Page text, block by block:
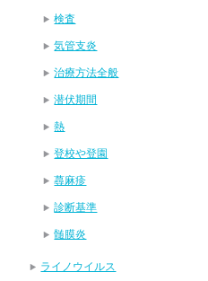
検査
気管支炎
治療方法全般
潜伏期間
熱
登校や登園
蕁麻疹
診断基準
髄膜炎
ライノウイルス